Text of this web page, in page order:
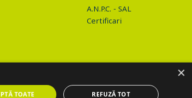
A.N.P.C. - SAL
Certificari
×
TOATE REFUZĂ TOT